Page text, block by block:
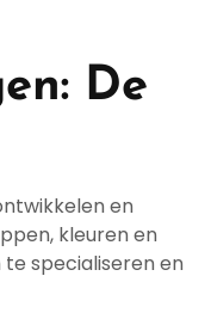
De
en
kleuren en
specialiseren en